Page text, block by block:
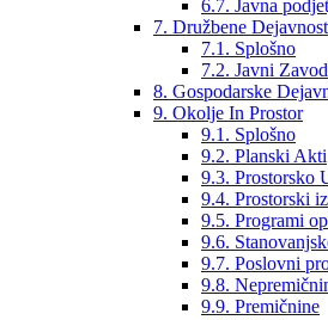
6.7. Javna
7. Družbene
7.1. Splošno
7.2. Javni
8. Gospodarske
9. Okolje In Prostor
9.1. Splošno
9.2. Planski Akti
9.3. Prostorsko
9.4. Prostorski
9.5. Programi
9.6.
9.7. Poslovni
9.8.
9.9. Premičnine